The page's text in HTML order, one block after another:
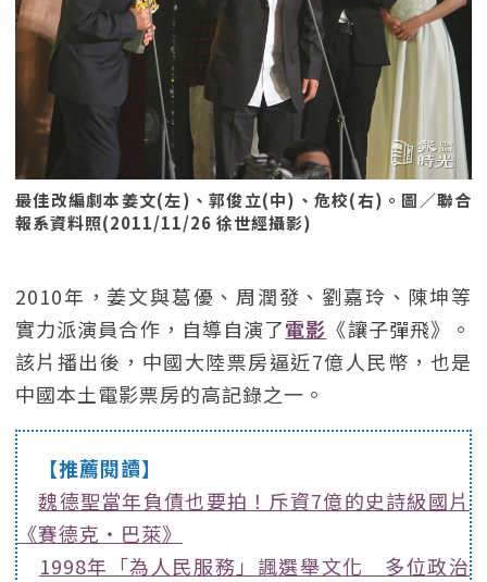
最佳改編劇本姜文(左)、郭俊立(中)、危校(右)。圖／聯合
報系資料照(2011/11/26 徐世經攝影)
2010年，姜文與葛優、周潤發、劉嘉玲、陳坤等
實力派演員合作，自導自演了電影 《讓子彈飛》。
該片播出後，中國大陸票房逼近7億人民幣，也是
中國本土電影票房的高記錄之一。
【推薦閱讀】
魏德聖當年負債也要拍！斥資7億的史詩級國片
《賽德克・巴萊》
1998年「為人民服務」諷選舉文化 多位政治